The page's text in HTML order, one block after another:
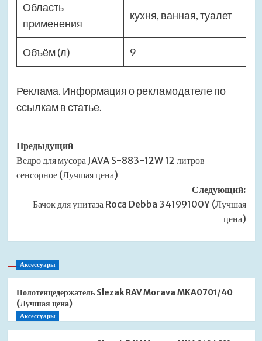
Область
применения
кухня, ванная, туалет
Объём (л) 9
Реклама. Информация о рекламодателе по
ссылкам в статье.
Навигация
записи
Предыдущий
Ведро для мусора JAVA S-883-12W 12 литров
сенсорное (Лучшая цена)
Следующий:
Бачок для унитаза Roca Debba 34199100Y (Лучшая
цена)
Аксессуары
Полотенцедержатель Slezak RAV Morava MKA0701/40
(Лучшая цена)
Аксессуары